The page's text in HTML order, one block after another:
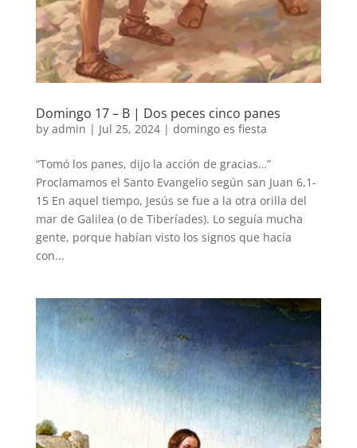
Domingo 17 – B | Dos peces cinco panes
by admin | Jul 25, 2024| domingo es fiesta
“Tomó los panes, dijo la acción de gracias…”
Proclamamos el Santo Evangelio según san Juan 6,1-
15 En aquel tiempo, Jesús se fue a la otra orilla del
mar de Galilea (o de Tiberíades). Lo seguía mucha
gente, porque habían visto los signos que hacía
con...